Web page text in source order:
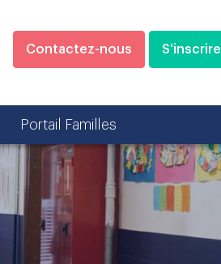
Contactez-nous S'inscrire
Portail Familles